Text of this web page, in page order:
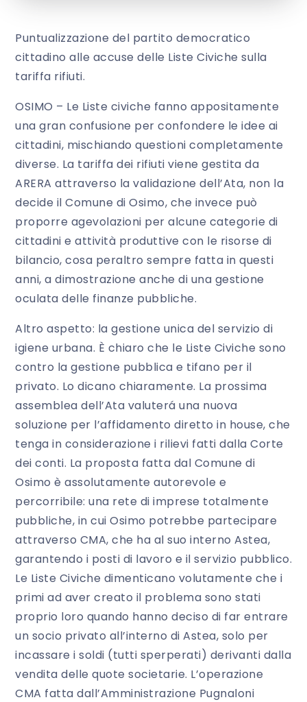
Puntualizzazione del partito democratico
cittadino alle accuse delle Liste Civiche sulla
tariffa rifiuti.
OSIMO – Le Liste civiche fanno appositamente
una gran confusione per confondere le idee ai
cittadini, mischiando questioni completamente
diverse. La tariffa dei rifiuti viene gestita da
ARERA attraverso la validazione dell’Ata, non la
decide il Comune di Osimo, che invece può
proporre agevolazioni per alcune categorie di
cittadini e attività produttive con le risorse di
bilancio, cosa peraltro sempre fatta in questi
anni, a dimostrazione anche di una gestione
oculata delle finanze pubbliche.
Altro aspetto: la gestione unica del servizio di
igiene urbana. È chiaro che le Liste Civiche sono
contro la gestione pubblica e tifano per il
privato. Lo dicano chiaramente. La prossima
assemblea dell’Ata valuterá una nuova
soluzione per l’affidamento diretto in house, che
tenga in considerazione i rilievi fatti dalla Corte
dei conti. La proposta fatta dal Comune di
Osimo è assolutamente autorevole e
percorribile: una rete di imprese totalmente
pubbliche, in cui Osimo potrebbe partecipare
attraverso CMA, che ha al suo interno Astea,
garantendo i posti di lavoro e il servizio pubblico.
Le Liste Civiche dimenticano volutamente che i
primi ad aver creato il problema sono stati
proprio loro quando hanno deciso di far entrare
un socio privato all’interno di Astea, solo per
incassare i soldi (tutti sperperati) derivanti dalla
vendita delle quote societarie. L’operazione
CMA fatta dall’Amministrazione Pugnaloni